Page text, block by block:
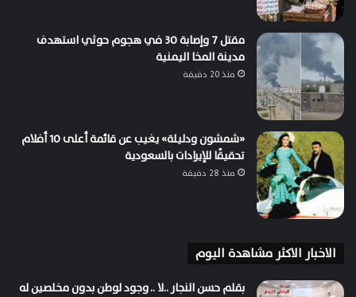
مقتل 7 وإصابة 30 في هجوم حوثي استهدف
مدينة المخا اليمنية
منذ 20 دقيقة
«شمشون ودليلة» يغيب عن قائمة أعلى 10 أفلام
تحقيقًا للإيرادات بالسعودية
منذ 28 دقيقة
الاخبار الاكثر مشاهدة اليوم
بقلم حسن النجار ..لا .. وجود لوطن بدون مخلصين له